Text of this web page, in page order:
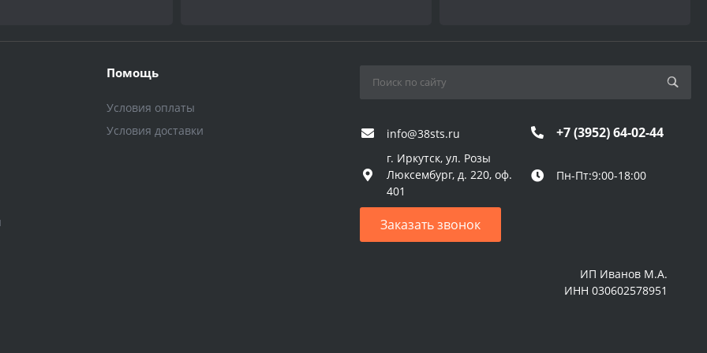
Помощь
Условия оплаты
Условия доставки
info@38sts.ru +7 (3952) 64-02-44
г. Иркутск, ул. Розы
Люксембург, д. 220, оф.
401
Пн-Пт:9:00-18:00
Заказать звонок
ИП Иванов М.А.
ИНН 030602578951